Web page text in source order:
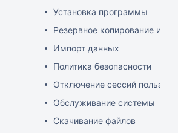
Установка программы
Резервное копирование и
Импорт данных
Политика безопасности
Отключение сессий
Обслуживание системы
Скачивание файлов